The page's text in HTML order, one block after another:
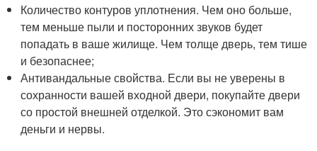
Количество контуров уплотнения. Чем оно больше,
тем меньше пыли и посторонних звуков будет
попадать в ваше жилище. Чем толще дверь, тем тише
и безопаснее;
Антивандальные свойства. Если вы не уверены в
сохранности вашей входной двери, покупайте двери
со простой внешней отделкой. Это сэкономит вам
деньги и нервы.